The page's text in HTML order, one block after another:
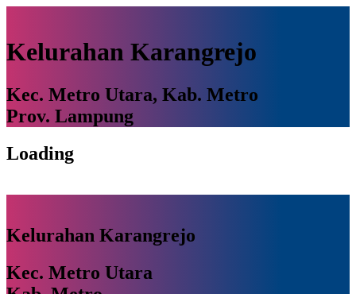
Kelurahan Karangrejo
Kec. Metro Utara, Kab. Metro
Prov. Lampung
Loading
Kelurahan Karangrejo
Kec. Metro Utara